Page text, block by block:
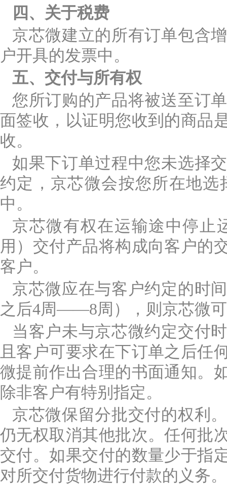
四、关于税费
京芯微建立的所有订单包含
户开具的发票中。
五、交付与所有权
您所订购的产品将被送至订
面签收，以证明您收到的商品
收。
如果下订单过程中您未选择
约定，京芯微会按您所在地
中。
京芯微有权在运输途中停止
用）交付产品将构成向客户的
客户。
京芯微应在与客户约定的时
之后4周——8周），则京芯微
当客户未与京芯微约定交付
且客户可要求在下订单之后任
微提前作出合理的书面通知。
除非客户有特别指定。
京芯微保留分批交付的权利
仍无权取消其他批次。任何批
交付。如果交付的数量少于指
对所交付货物进行付款的义务。